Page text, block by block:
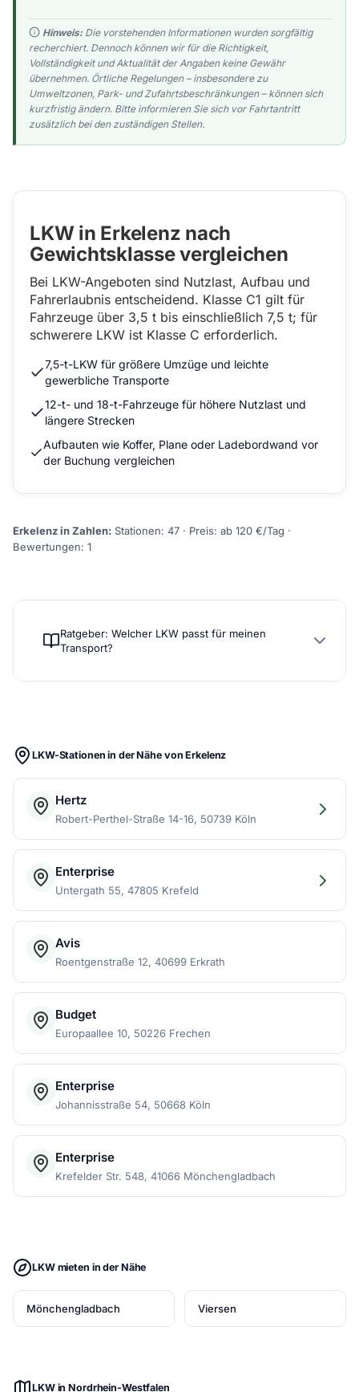
Hinweis:Die vorstehenden Informationen wurden sorgfältig
recherchiert. Dennoch können wir für die Richtigkeit,
Vollständigkeit und Aktualität der Angaben keine Gewähr
übernehmen. Örtliche Regelungen – insbesondere zu
Umweltzonen, Park- und Zufahrtsbeschränkungen – können sich
kurzfristig ändern. Bitte informieren Sie sich vor Fahrtantritt
zusätzlich bei den zuständigen Stellen.
LKW in Erkelenz nach
Gewichtsklasse vergleichen
Bei LKW-Angeboten sind Nutzlast, Aufbau und
Fahrerlaubnis entscheidend. Klasse C1 gilt für
Fahrzeuge über 3,5 t bis einschließlich 7,5 t; für
schwerere LKW ist Klasse C erforderlich.
7,5-t-LKW für größere Umzüge und leichte
gewerbliche Transporte
12-t- und 18-t-Fahrzeuge für höhere Nutzlast und
längere Strecken
Aufbauten wie Koffer, Plane oder Ladebordwand vor
der Buchung vergleichen
Erkelenz in Zahlen: Stationen: 47 · Preis: ab 120 €/Tag ·
Bewertungen: 1
Ratgeber: Welcher LKW passt für meinen
Transport?
LKW-Stationen in der Nähe von Erkelenz
Hertz
Robert-Perthel-Straße 14-16, 50739 Köln
Enterprise
Untergath 55, 47805 Krefeld
Avis
Roentgenstraße 12, 40699 Erkrath
Budget
Europaallee 10, 50226 Frechen
Enterprise
Johannisstraße 54, 50668 Köln
Enterprise
Krefelder Str. 548, 41066 Mönchengladbach
LKW mieten in der Nähe
Mönchengladbach Viersen
LKW in Nordrhein-Westfalen